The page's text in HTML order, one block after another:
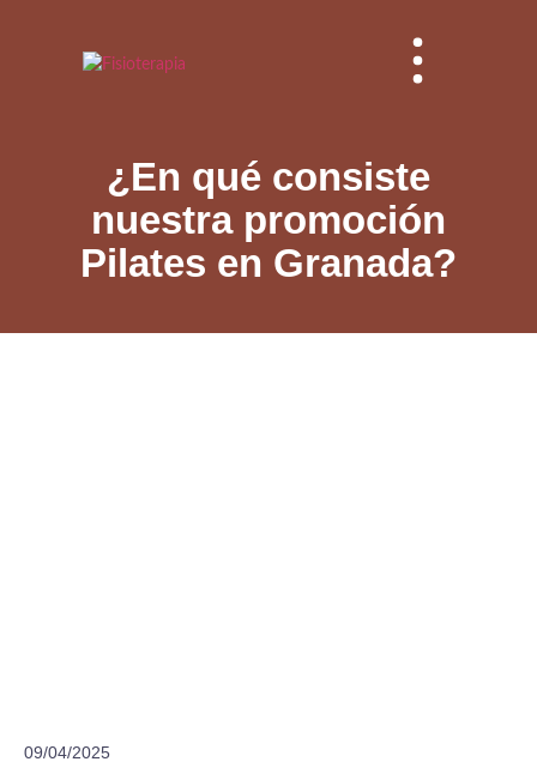
¿En qué consiste
nuestra promoción
Pilates en Granada?
09/04/2025